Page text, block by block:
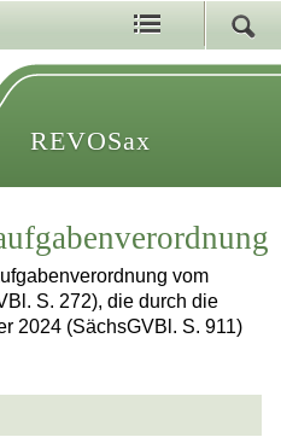
REVOSax
vom
S. 272), die durch die
2024 (SächsGVBl. S. 911)